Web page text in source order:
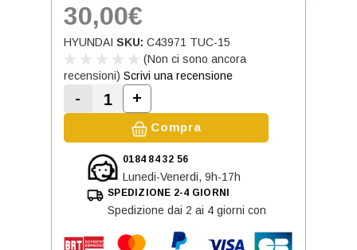
30,00€
HYUNDAI SKU: C43971 TUC-15
(Non ci sono ancora
recensioni) Scrivi una recensione
Diminuisci la quantità di Indicatore di
-
Aumenta la quantità di Indicatore
+
Compra
0184 84 32 56
Lunedi-Venerdi, 9h-17h
SPEDIZIONE 2-4 GIORNI
Spedizione dai 2 ai 4 giorni con